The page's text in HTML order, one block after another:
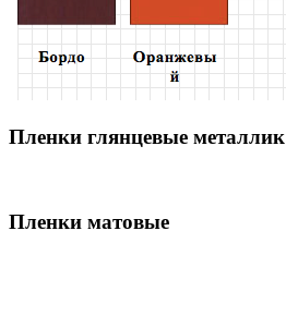
Пленки глянцевые металлик
Пленки матовые